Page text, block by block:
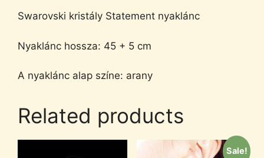
Swarovski kristály Statement nyaklánc
Nyaklánc hossza: 45 + 5 cm
A nyaklánc alap színe: arany
Related products
Sale!